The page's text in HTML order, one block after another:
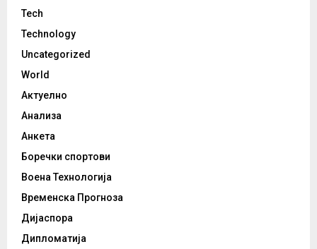
Tech
Technology
Uncategorized
World
Актуелно
Анализа
Анкета
Боречки спортови
Воена Технологија
Временска Прогноза
Дијаспора
Дипломатија